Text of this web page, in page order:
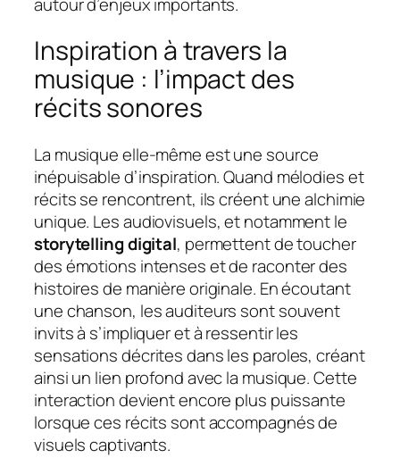
Inspiration à travers la
musique : l’impact des
récits sonores
La musique elle-même est une source
inépuisable d’inspiration. Quand mélodies et
récits se rencontrent, ils créent une alchimie
unique. Les audiovisuels, et notamment le
storytelling digital, permettent de toucher
des émotions intenses et de raconter des
histoires de manière originale. En écoutant
une chanson, les auditeurs sont souvent
invits à s’impliquer et à ressentir les
sensations décrites dans les paroles, créant
ainsi un lien profond avec la musique. Cette
interaction devient encore plus puissante
lorsque ces récits sont accompagnés de
visuels captivants.